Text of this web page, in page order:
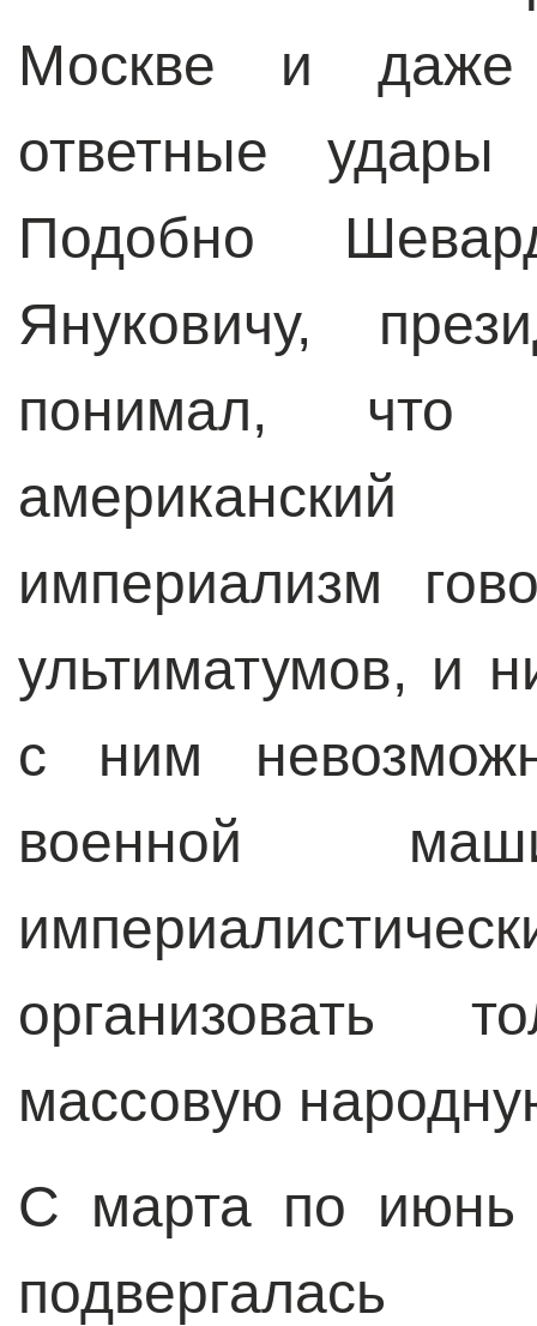
Москве и даже
ответные
Подобно
Януковичу,
понимал, что
империализм
ультиматумов, и
с ним
военной
организовать
массовую
С марта по июнь